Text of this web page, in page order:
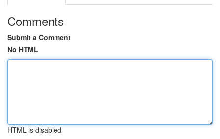
Comments
Submit a Comment
No HTML
HTML is disabled